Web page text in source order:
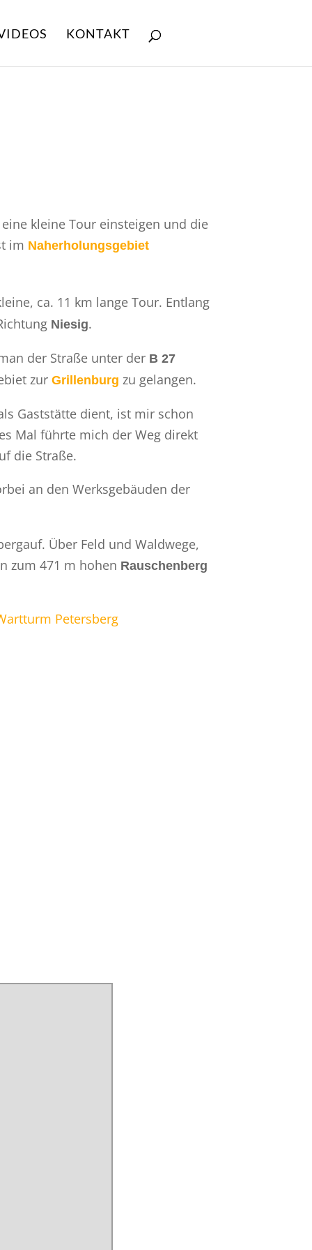
KONTAKT
kleine Tour einsteigen und die
im Naherholungsgebiet
ca. 11 km lange Tour. Entlang
Niesig.
der Straße unter der B 27
zur Grillenburg zu gelangen.
Gaststätte dient, ist mir schon
Mal führte mich der Weg direkt
die Straße.
an den Werksgebäuden der
Über Feld und Waldwege,
zum 471 m hohen Rauschenberg